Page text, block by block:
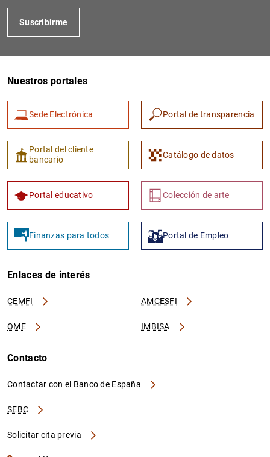
Suscribirme
Nuestros portales
Sede Electrónica Portal de transparencia
Portal del cliente
bancario
Catálogo de datos
Portal educativo Colección de arte
Finanzas para todos Portal de Empleo
Enlaces de interés
CEMFI AMCESFI
OME IMBISA
Contacto
Contactar con el Banco de España
SEBC
Solicitar cita previa